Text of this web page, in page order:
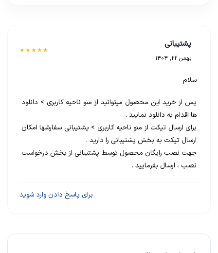
پشتیبانی
بهمن 22, 1404
★★★★★
سلام
پس از خرید این محصول میتوانید از منو ناحیه کاربری > دانلود
ها اقدام به دانلود نمایید .
برای ارسال تیکت از منو ناحیه کاربری > پشتیبانی سفارشها امکان
ارسال تیکت به بخش پشتیبانی را دارید .
جهت نصب رایگان محصول توسط پشتیبانی از بخش درخواست
نصب ، ارسال بفرمایید .
برای پاسخ دادن وارد شوید